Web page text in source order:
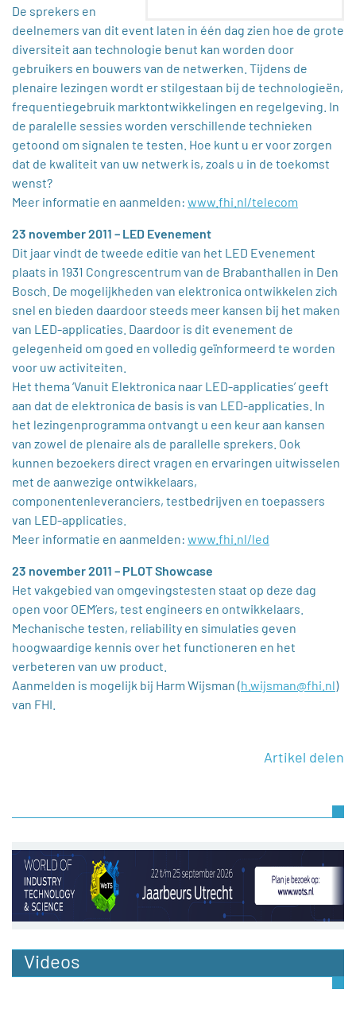
De sprekers en
deelnemers van dit event laten in één dag zien hoe de grote
diversiteit aan technologie benut kan worden door
gebruikers en bouwers van de netwerken. Tijdens de
plenaire lezingen wordt er stilgestaan bij de technologieën,
frequentiegebruik marktontwikkelingen en regelgeving. In
de paralelle sessies worden verschillende technieken
getoond om signalen te testen. Hoe kunt u er voor zorgen
dat de kwaliteit van uw netwerk is, zoals u in de toekomst
wenst?
Meer informatie en aanmelden: www.fhi.nl/telecom
23 november 2011 – LED Evenement
Dit jaar vindt de tweede editie van het LED Evenement
plaats in 1931 Congrescentrum van de Brabanthallen in Den
Bosch. De mogelijkheden van elektronica ontwikkelen zich
snel en bieden daardoor steeds meer kansen bij het maken
van LED-applicaties. Daardoor is dit evenement de
gelegenheid om goed en volledig geïnformeerd te worden
voor uw activiteiten.
Het thema ‘Vanuit Elektronica naar LED-applicaties’ geeft
aan dat de elektronica de basis is van LED-applicaties. In
het lezingenprogramma ontvangt u een keur aan kansen
van zowel de plenaire als de parallelle sprekers. Ook
kunnen bezoekers direct vragen en ervaringen uitwisselen
met de aanwezige ontwikkelaars,
componentenleveranciers, testbedrijven en toepassers
van LED-applicaties.
Meer informatie en aanmelden: www.fhi.nl/led
23 november 2011 – PLOT Showcase
Het vakgebied van omgevingstesten staat op deze dag
open voor OEM’ers, test engineers en ontwikkelaars.
Mechanische testen, reliability en simulaties geven
hoogwaardige kennis over het functioneren en het
verbeteren van uw product.
Aanmelden is mogelijk bij Harm Wijsman (h.wijsman@fhi.nl)
van FHI.
Artikel delen
Videos